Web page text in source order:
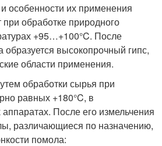
особенности их применения
обработке природного
+95…+100°C. После
образуется высокопрочный гипс,
области применения.
обработки сырья при
равных +180°C, в
После его измельчения
различающиеся по назначению,
помола: